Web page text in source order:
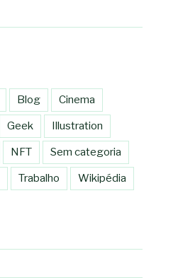
Blog Cinema
Geek Illustration
NFT Sem categoria
Trabalho Wikipédia